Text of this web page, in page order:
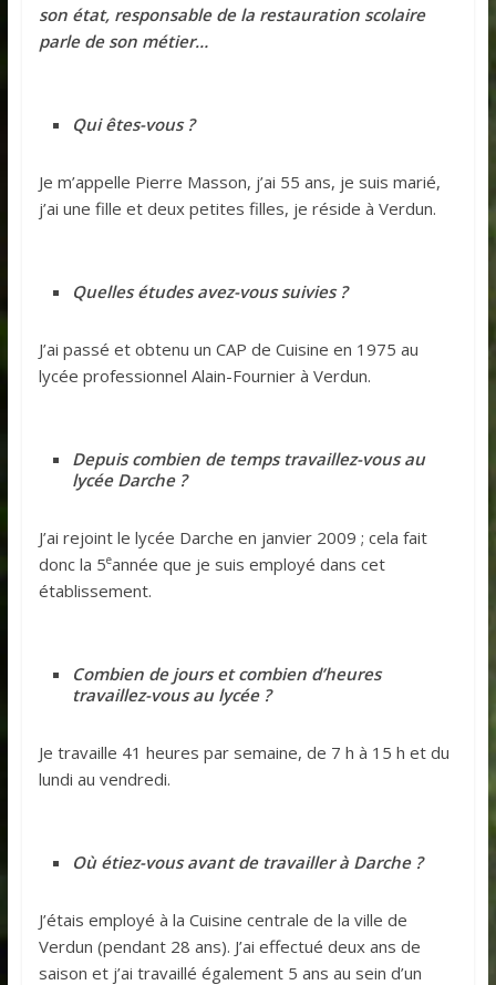
son état, responsable de la restauration scolaire
parle de son métier…
Qui êtes-vous ?
Je m’appelle Pierre Masson, j’ai 55 ans, je suis marié,
j’ai une fille et deux petites filles, je réside à Verdun.
Quelles études avez-vous suivies ?
J’ai passé et obtenu un CAP de Cuisine en 1975 au
lycée professionnel Alain-Fournier à Verdun.
Depuis combien de temps travaillez-vous au
lycée Darche ?
J’ai rejoint le lycée Darche en janvier 2009 ; cela fait
donc la 5eannée que je suis employé dans cet
établissement.
Combien de jours et combien d’heures
travaillez-vous au lycée ?
Je travaille 41 heures par semaine, de 7 h à 15 h et du
lundi au vendredi.
Où étiez-vous avant de travailler à Darche ?
J’étais employé à la Cuisine centrale de la ville de
Verdun (pendant 28 ans). J’ai effectué deux ans de
saison et j’ai travaillé également 5 ans au sein d’un